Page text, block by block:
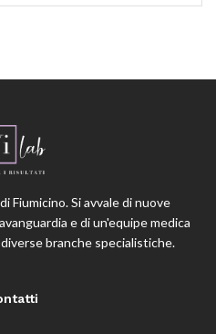
Fiumicino. Si avvale di nuove
e di un'equipe medica
branche specialistiche.